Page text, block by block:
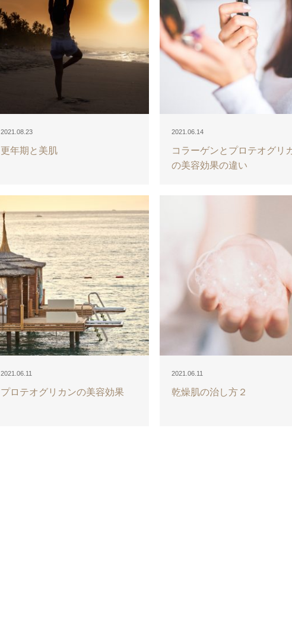
2021.08.23
更年期と美肌
2021.06.14
コラーゲンとプロテオグリ
の美容効果の違い
2021.06.11
プロテオグリカンの美容効果
2021.06.11
乾燥肌の治し方２